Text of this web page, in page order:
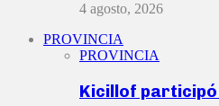
4 agosto, 2026
PROVINCIA
PROVINCIA
Kicillof